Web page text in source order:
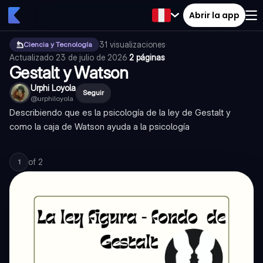
Abrir la app
Ciencia y Tecnología 31 visualizaciones·
Actualizado 23 de julio de 2026·2 páginas
Gestalt y Watson
Urphi Loyola
@urphiloyola
Seguir
Describiendo que es la psicología de la ley de Gestalt y
como la caja de Watson ayuda a la psicología
1 of 2